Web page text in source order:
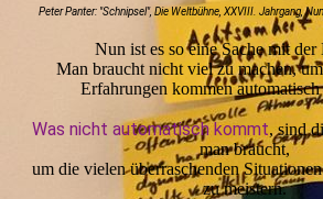
Peter Panter: "Schnipsel", Die Weltbühne, XXVIII. Jahrgang,
Nun ist es so eine Sache mit
Man braucht nicht viel zu machen,
Erfahrungen kommen
Was nicht automatisch kommt,sind
man braucht,
um die vielen überraschenden
zu meistern.